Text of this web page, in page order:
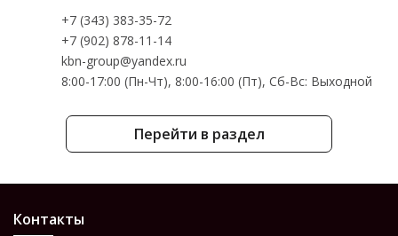
Перейти в раздел
+7 (343) 383-35-72
+7 (902) 878-11-14
kbn-group@yandex.ru
8:00-17:00 (Пн-Чт), 8:00-16:00 (Пт), Cб-Вс: Выходной
Контакты